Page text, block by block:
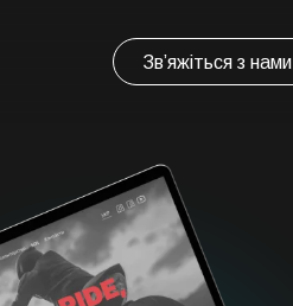
Зв’яжіться з нами